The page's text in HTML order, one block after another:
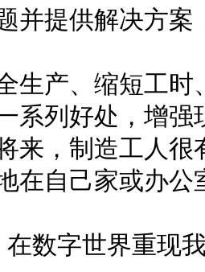
并提供解决方
生产、缩短工
系列好处，增
来，制造工人
在自己家或办
数字世界重现